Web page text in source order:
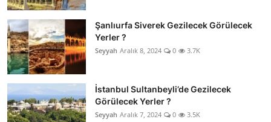
Şanlıurfa Siverek Gezilecek Görülecek
Yerler ?
Seyyah Aralık 8, 2024 0 3.7K
İstanbul Sultanbeyli’de Gezilecek
Görülecek Yerler ?
Seyyah Aralık 7, 2024 0 3.5K